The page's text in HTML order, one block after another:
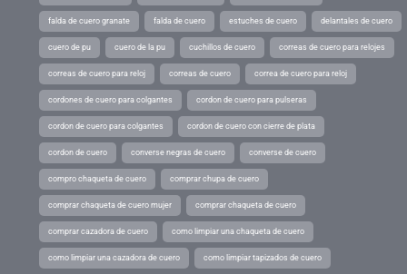
falda de cuero granate falda de cuero estuches de cuero delantales de cuero
cuero de pu cuero de la pu cuchillos de cuero correas de cuero para relojes
correas de cuero para reloj correas de cuero correa de cuero para reloj
cordones de cuero para colgantes cordon de cuero para pulseras
cordon de cuero para colgantes cordon de cuero con cierre de plata
cordon de cuero converse negras de cuero converse de cuero
compro chaqueta de cuero comprar chupa de cuero
comprar chaqueta de cuero mujer comprar chaqueta de cuero
comprar cazadora de cuero como limpiar una chaqueta de cuero
como limpiar una cazadora de cuero como limpiar tapizados de cuero